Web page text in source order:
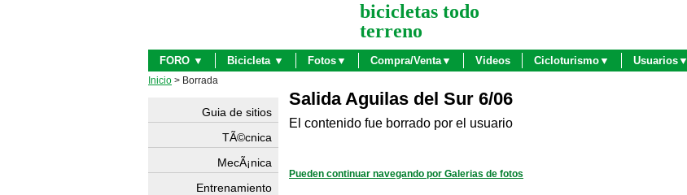
bicicletas todo
terreno
FORO ▼ Bicicleta ▼ Fotos▼ Compra/Venta▼ Videos Cicloturismo▼ Usuarios▼
Inicio > Borrada
Salida Aguilas del Sur 6/06
El contenido fue borrado por el usuario
Pueden continuar navegando por Galerias de fotos
Guia de sitios
TÃ©cnica
MecÃ¡nica
Entrenamiento